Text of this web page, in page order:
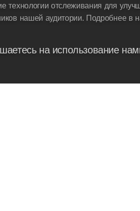
отслеживания для
нашей аудитории. Подробнее
на использование